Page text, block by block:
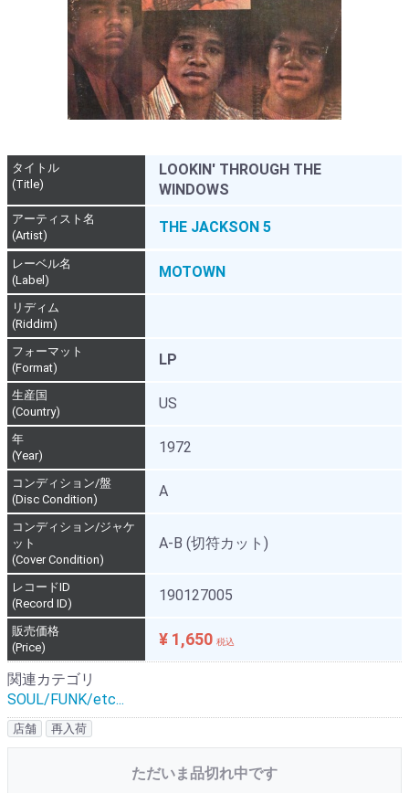
タイトル
(Title)
LOOKIN' THROUGH THE
WINDOWS
アーティスト名
(Artist)
THE JACKSON 5
レーベル名
(Label)
MOTOWN
リディム
(Riddim)
フォーマット
(Format)
LP
生産国
(Country)
US
年
(Year)
1972
コンディション/盤
(Disc Condition)
A
コンディション/ジャケ
ット
(Cover Condition)
A-B (切符カット)
レコードID
(Record ID)
190127005
販売価格
(Price)
¥ 1,650 税込
関連カテゴリ
SOUL/FUNK/etc...
店舗 再入荷
ただいま品切れ中です